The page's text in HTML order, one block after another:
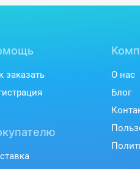
при работе с
заказать
О нас
Блог